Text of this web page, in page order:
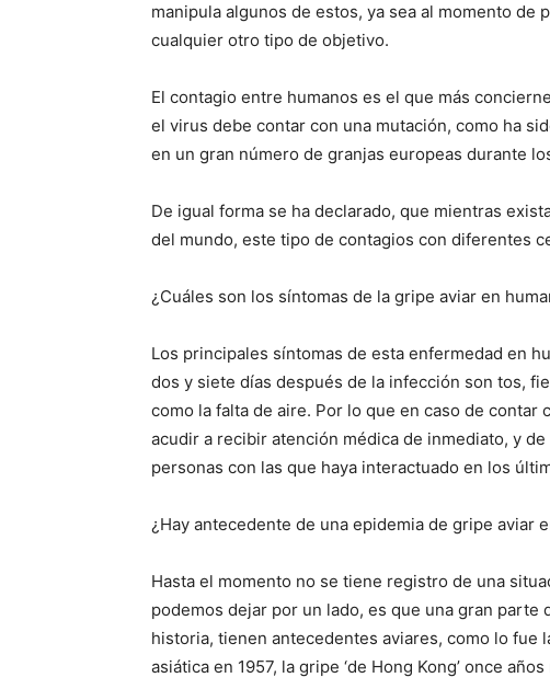
manipula algunos de estos, ya sea al momento de
cualquier otro tipo de objetivo.
El contagio entre humanos es el que más
el virus debe contar con una mutación, como ha
en un gran número de granjas europeas durante
De igual forma se ha declarado, que mientras
del mundo, este tipo de contagios con diferentes
¿Cuáles son los síntomas de la gripe aviar en
Los principales síntomas de esta enfermedad en
dos y siete días después de la infección son tos,
como la falta de aire. Por lo que en caso de
acudir a recibir atención médica de inmediato, y
personas con las que haya interactuado en los
¿Hay antecedente de una epidemia de gripe aviar
Hasta el momento no se tiene registro de una
podemos dejar por un lado, es que una gran parte
historia, tienen antecedentes aviares, como lo fue
asiática en 1957, la gripe ‘de Hong Kong’ once